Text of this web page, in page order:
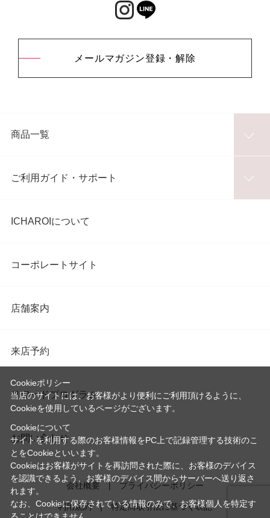
メールマガジン登録・解除
商品一覧
ご利用ガイド・サポート
ICHAROIについて
コーポレートサイト
店舗案内
来店予約
リワードプログラム
お問い合わせ
会社概要 プライバシーポリシー
利用規約 特定商取引法に基づく表記
Cookieポリシー
当店のサイトには、お客様がより便利にご利用頂けるように、
Cookieを使用しているページがございます。
Cookieについて
サイトを利用する際のお客様情報をPC上で記録管理する技術のこ
とをCookieといいます。
Cookieはお客様がサイトを再訪問された際に、お客様のデバイス
を認識できるよう、お客様のデバイス間からサーバーへ送り返さ
れます。
なお、Cookieに保存されている情報のみで、お客様個人を特定す